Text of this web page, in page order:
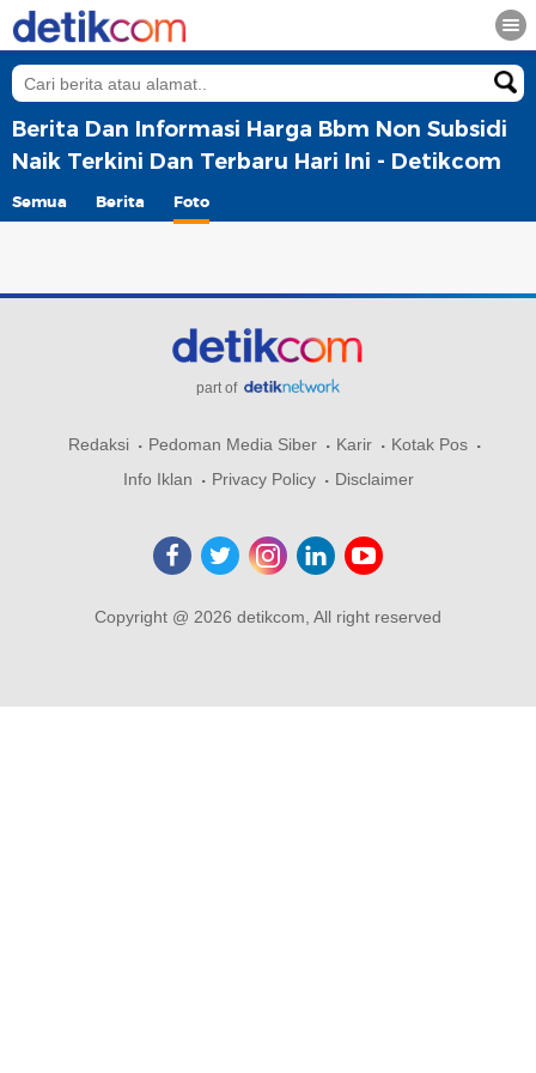
Berita Dan Informasi Harga Bbm Non Subsidi
Naik Terkini Dan Terbaru Hari Ini - Detikcom
Semua Berita Foto
part of
Redaksi Pedoman Media Siber Karir
Kotak Pos
Info Iklan
Privacy Policy Disclaimer
Copyright @ 2026 detikcom, All right reserved